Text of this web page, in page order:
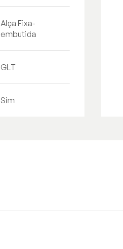
Alça Fixa-
embutida
GLT
Sim